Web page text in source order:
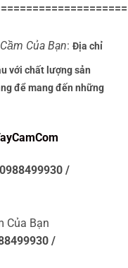
Của Bạn: Địa chỉ
với chất lượng sản
để mang đến những
/
Của Bạn
/